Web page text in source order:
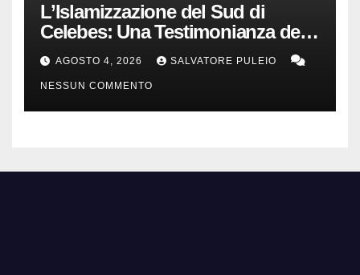
L’Islamizzazione del Sud di
Celebes: Una Testimonianza del
1840.
AGOSTO 4, 2026 SALVATORE PULEIO
NESSUN COMMENTO